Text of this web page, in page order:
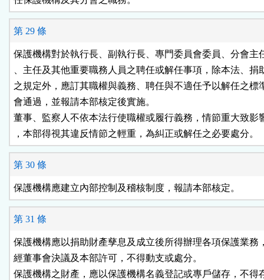
第 29 條
保護機構對於執行長、副執行長、專門委員會委員、分會主
、主任及其他重要職務人員之聘任或解任事項，除本法、捐
之規定外，應訂其職權與義務、聘任與不適任予以解任之標
會通過，並報請本部核定後實施。
董事、監察人不依本法行使職權或履行義務，情節重大致影
，本部得視其違反情節之輕重，為糾正或解任之必要處分。
第 30 條
保護機構應建立內部控制及稽核制度，報請本部核定。
第 31 條
保護機構應以捐助財產孳息及成立後所得辦理各項保護業務
經董事會決議及本部許可，不得動支或處分。
保護機構之財產，應以保護機構名義登記或專戶儲存，不得